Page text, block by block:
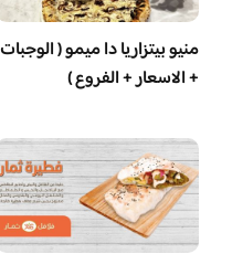
منيو بيتزاريا دا ميمو ( الوجبات
+ الاسعار + الفروع )